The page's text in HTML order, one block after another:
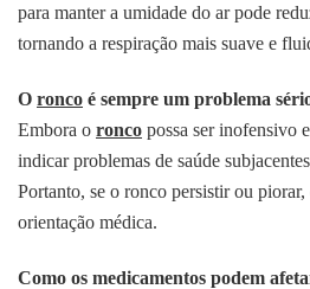
para manter a umidade do ar pode
tornando a respiração mais suave e
O ronco é sempre um problema
Embora o ronco possa ser inofensivo
indicar problemas de saúde
Portanto, se o ronco persistir ou
orientação médica.
Como os medicamentos podem